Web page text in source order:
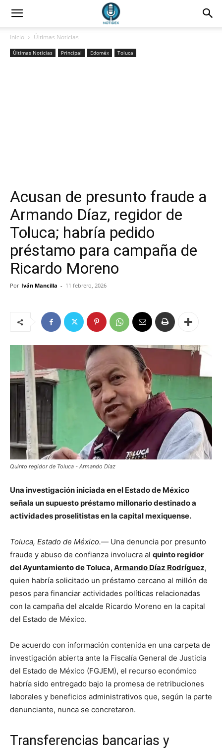
Inicio Últimas Noticias
Últimas Noticias Principal Edoméx Toluca
Acusan de presunto fraude a
Armando Díaz, regidor de
Toluca; habría pedido
préstamo para campaña de
Ricardo Moreno
Por Iván Mancilla - 11 febrero, 2026
Quinto regidor de Toluca - Armando Díaz
Una investigación iniciada en el Estado de México
señala un supuesto préstamo millonario destinado a
actividades proselitistas en la capital mexiquense.
Toluca, Estado de México.— Una denuncia por presunto
fraude y abuso de confianza involucra al quinto regidor
del Ayuntamiento de Toluca,Armando Díaz Rodríguez,
quien habría solicitado un préstamo cercano al millón de
pesos para financiar actividades políticas relacionadas
con la campaña del alcalde Ricardo Moreno en la capital
del Estado de México.
De acuerdo con información contenida en una carpeta de
investigación abierta ante la Fiscalía General de Justicia
del Estado de México (FGJEM), el recurso económico
habría sido entregado bajo la promesa de retribuciones
laborales y beneficios administrativos que, según la parte
denunciante, nunca se concretaron.
Transferencias bancarias y